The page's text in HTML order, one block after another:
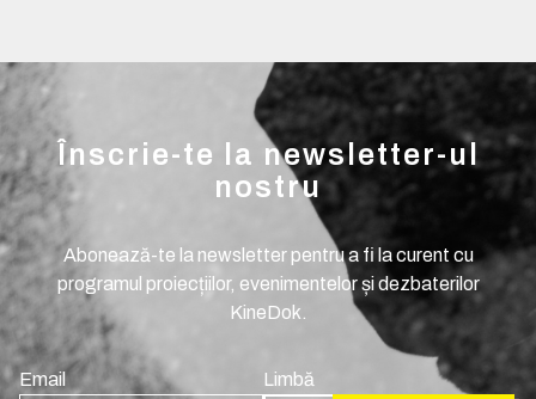
Înscrie-te la newsletter-ul
nostru
Abonează-te la newsletter pentru a fi la curent cu
programul proiecțiilor, evenimentelor și dezbaterilor
KineDok.
Email Limbă